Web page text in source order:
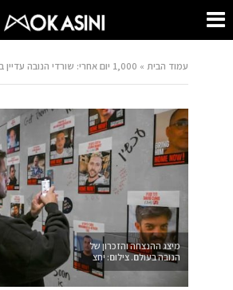
עמוד הבית » 1,000 יום אחרי: שורדי הנובה עדיין בדרך הביתה
מיצג ההנצחה והזכרון של
הנובה בעולם. צילום: יחצ